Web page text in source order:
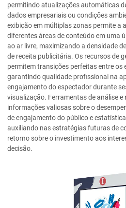
permitindo atualizações automáticas
dados empresariais ou condições
exibição em múltiplas zonas permite a
diferentes áreas de conteúdo em uma
ao ar livre, maximizando a densidade
de receita publicitária. Os recursos de
permitem transições perfeitas entre os
garantindo qualidade profissional na
engajamento do espectador durante
visualização. Ferramentas de análise
informações valiosas sobre o
de engajamento do público e
auxiliando nas estratégias futuras de
retorno sobre o investimento aos
decisão.